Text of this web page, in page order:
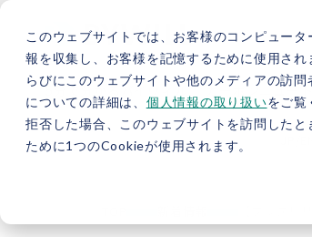
このウェブサイトでは、お客様のコンピュー
報を収集し、お客様を記憶するために使用さ
らびにこのウェブサイトや他のメディアの訪
についての詳細は、 個人情報の取り扱いをご覧
拒否した場合、このウェブサイトを訪問した
ために1つのCookieが使用されます。
5分で分かるバイウィル カーボンニュー
【プレス